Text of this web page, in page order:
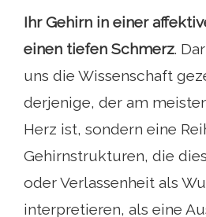
Ihr Gehirn in einer
einen tiefen Schmerz.
uns die Wissenschaft
derjenige, der am
Herz ist, sondern eine
Gehirnstrukturen, die
oder Verlassenheit als
interpretieren, als eine